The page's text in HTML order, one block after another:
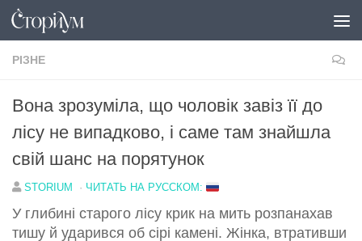
Перейти до вмісту
РІЗНЕ
Вона зрозуміла, що чоловік завіз її до
лісу не випадково, і саме там знайшла
свій шанс на порятунок
STORIUM · ЧИТАТЬ НА РУССКОМ:
У глибині старого лісу крик на мить розпанахав
тишу й ударився об сірі камені. Жінка, втративши